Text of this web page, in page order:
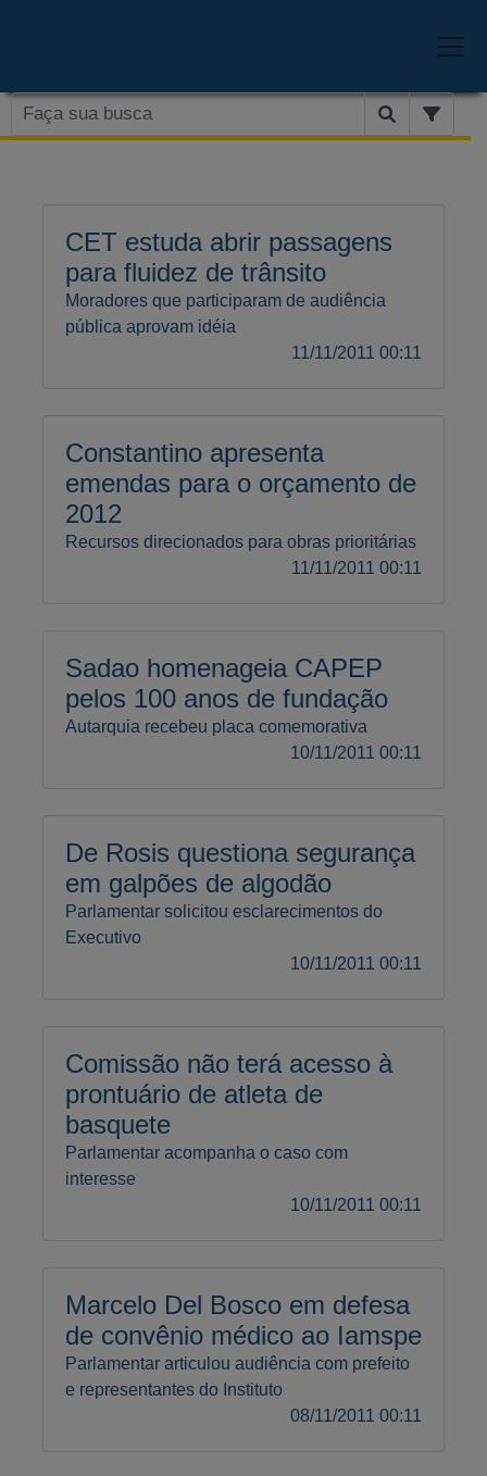
CET estuda abrir passagens
para fluidez de trânsito
Moradores que participaram de audiência
pública aprovam idéia
11/11/2011 00:11
Constantino apresenta
emendas para o orçamento de
2012
Recursos direcionados para obras prioritárias
11/11/2011 00:11
Sadao homenageia CAPEP
pelos 100 anos de fundação
Autarquia recebeu placa comemorativa
10/11/2011 00:11
De Rosis questiona segurança
em galpões de algodão
Parlamentar solicitou esclarecimentos do
Executivo
10/11/2011 00:11
Comissão não terá acesso à
prontuário de atleta de
basquete
Parlamentar acompanha o caso com
interesse
10/11/2011 00:11
Marcelo Del Bosco em defesa
de convênio médico ao Iamspe
Parlamentar articulou audiência com prefeito
e representantes do Instituto
08/11/2011 00:11